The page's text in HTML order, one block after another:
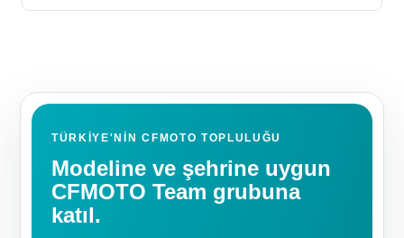
TÜRKIYE'NIN CFMOTO TOPLULUĞU
Modeline ve şehrine uygun
CFMOTO Team grubuna
katıl.